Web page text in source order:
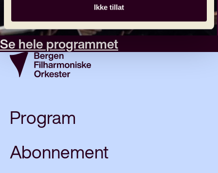
Ikke tillat
Se hele programmet
Program
Abonnement